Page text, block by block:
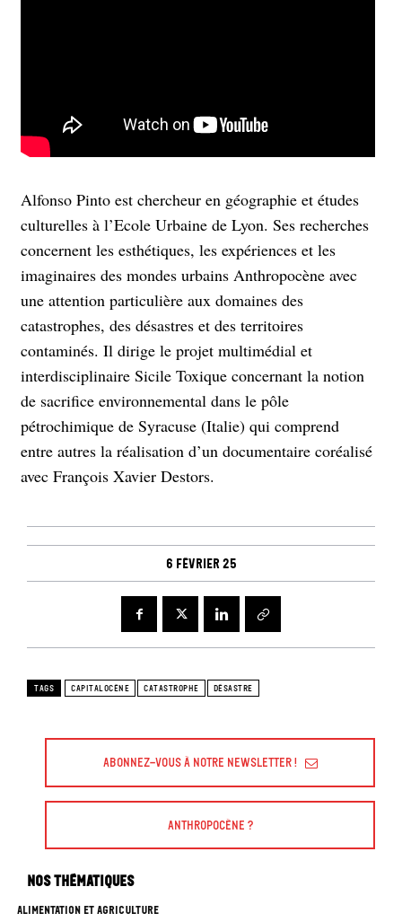
Alfonso Pinto est chercheur en géographie et études
culturelles à l’Ecole Urbaine de Lyon. Ses recherches
concernent les esthétiques, les expériences et les
imaginaires des mondes urbains Anthropocène avec
une attention particulière aux domaines des
catastrophes, des désastres et des territoires
contaminés. Il dirige le projet multimédial et
interdisciplinaire Sicile Toxique concernant la notion
de sacrifice environnemental dans le pôle
pétrochimique de Syracuse (Italie) qui comprend
entre autres la réalisation d’un documentaire coréalisé
avec François Xavier Destors.
6 février 25
TAGS CAPITALOCÈNE CATASTROPHE DÉSASTRE
Abonnez-vous à Notre Newsletter !
Anthropocène ?
Nos thématiques
ALIMENTATION ET AGRICULTURE